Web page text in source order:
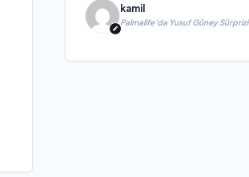
kamil
Palmalife’da Yusuf Güney Sürprizi